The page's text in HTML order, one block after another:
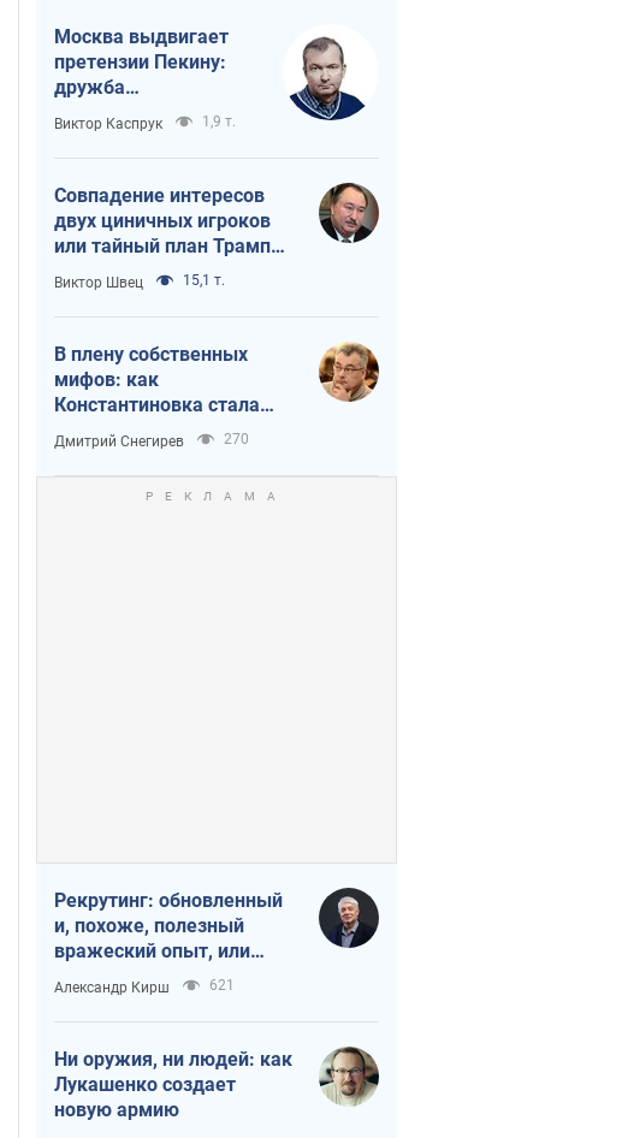
Москва выдвигает
претензии Пекину:
дружба
превращается в
зависимость России
от Китая
Виктор Каспрук 1,9 т.
Совпадение интересов
двух циничных игроков
или тайный план Трампа
и Путина?
Виктор Швец 15,1 т.
В плену собственных
мифов: как
Константиновка стала
главной идеологической
ловушкой для российских
оккупантов
Дмитрий Снегирев 270
Рекрутинг: обновленный
и, похоже, полезный
вражеский опыт, или
Диалектика
требовательной трусости
Александр Кирш 621
Ни оружия, ни людей: как
Лукашенко создает
новую армию